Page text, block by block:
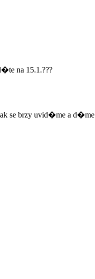
na 15.1.???
se brzy uvid�me a